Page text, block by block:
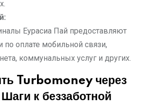
Еурасиа Пай предоставляют
по оплате мобильной связи,
коммунальных услуг и других.
Turbomoney через
к беззаботной